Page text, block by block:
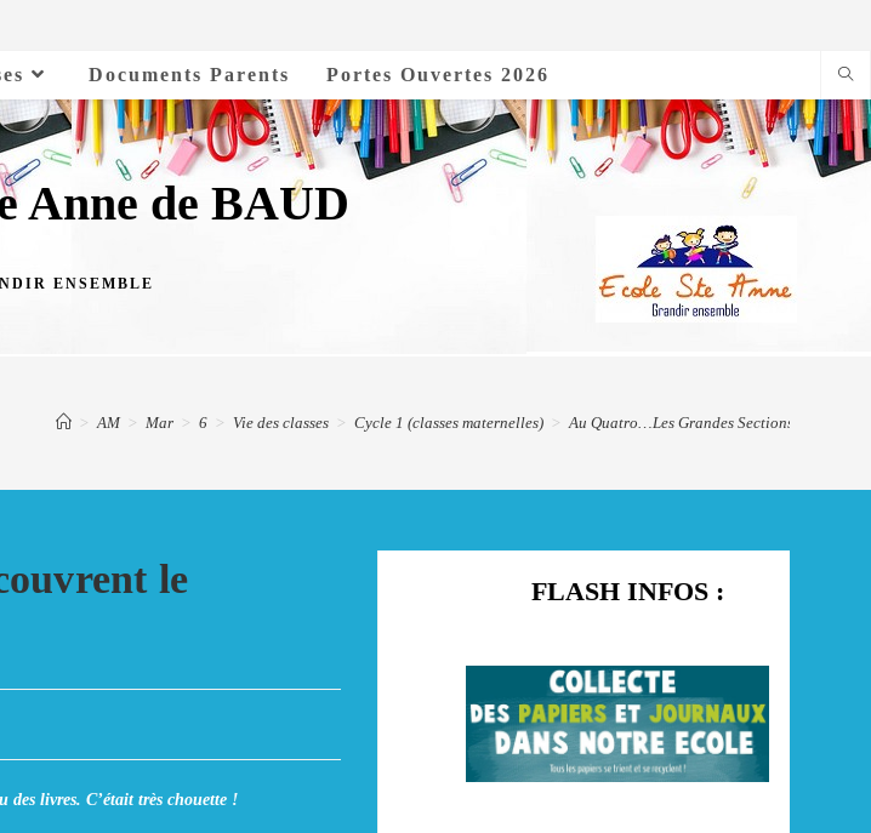
Documents Parents Portes Ouvertes 2026
Anne de BAUD
ENSEMBLE
> AM > Mar > 6 > Vie des classes > Cycle 1 (classes maternelles) > Au Quatro…Les Grandes Sections
le
des livres. C’était très chouette !
FLASH INFOS :